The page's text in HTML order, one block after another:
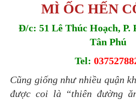
MÌ ỐC HẾN
Đ/c: 51 Lê Thúc Hoạch, P.
Tân Phú
Tel:
Cũng giống như nhiều quận
được coi là “thiên đường